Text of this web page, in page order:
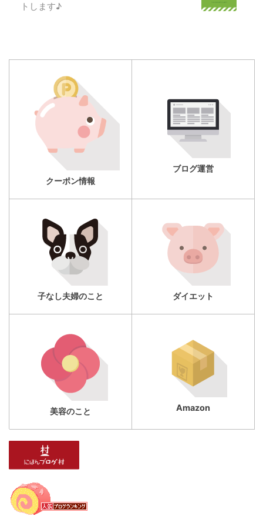
トします♪
クーポン情報
ブログ運営
子なし夫婦のこと ダイエット
美容のこと Amazon